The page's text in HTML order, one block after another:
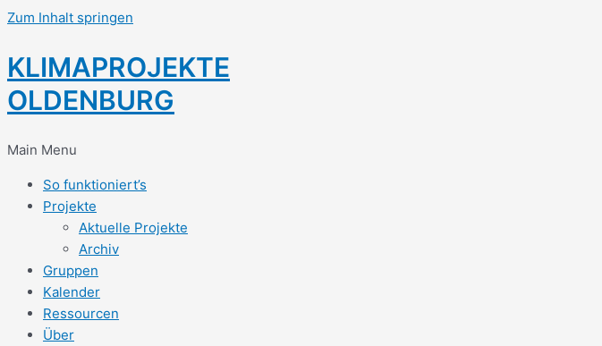
Zum Inhalt springen
KLIMAPROJEKTE
OLDENBURG
Main Menu
So funktioniert’s
Projekte
Aktuelle Projekte
Archiv
Gruppen
Kalender
Ressourcen
Über